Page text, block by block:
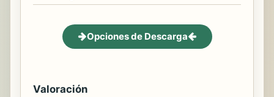
Opciones de Descarga
Valoración